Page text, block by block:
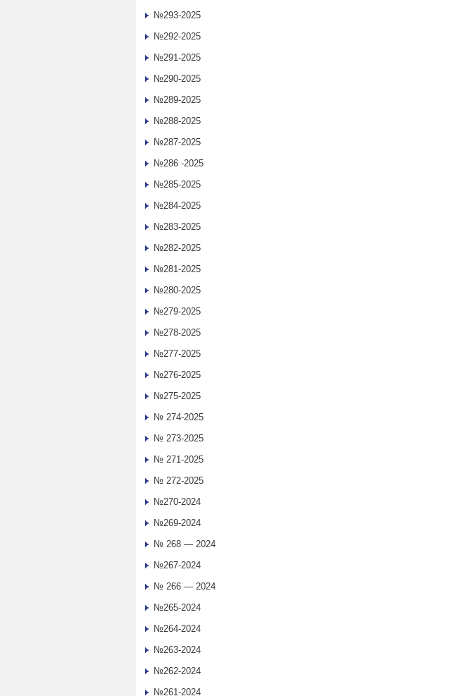
№293-2025
№292-2025
№291-2025
№290-2025
№289-2025
№288-2025
№287-2025
№286 -2025
№285-2025
№284-2025
№283-2025
№282-2025
№281-2025
№280-2025
№279-2025
№278-2025
№277-2025
№276-2025
№275-2025
№ 274-2025
№ 273-2025
№ 271-2025
№ 272-2025
№270-2024
№269-2024
№ 268 — 2024
№267-2024
№ 266 — 2024
№265-2024
№264-2024
№263-2024
№262-2024
№261-2024